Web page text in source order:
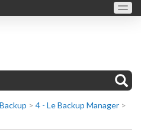
> 4 - Le Backup Manager >